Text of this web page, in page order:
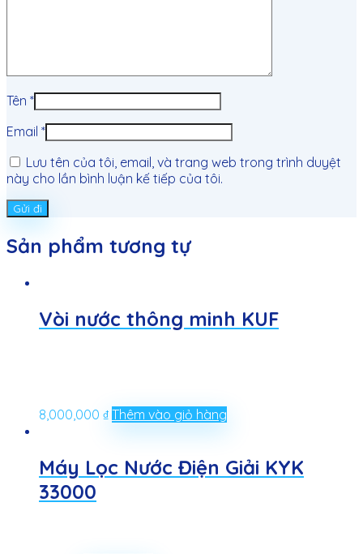
Tên *
Email *
Lưu tên của tôi, email, và trang web trong trình duyệt
này cho lần bình luận kế tiếp của tôi.
Sản phẩm tương tự
Vòi nước thông minh KUF
8,000,000 ₫ Thêm vào giỏ hàng
Máy Lọc Nước Điện Giải KYK
33000